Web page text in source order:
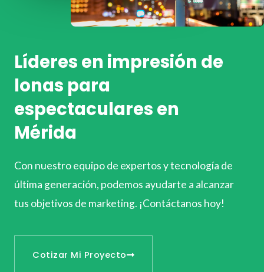
Líderes en impresión de
lonas para
espectaculares en
Mérida
Con nuestro equipo de expertos y tecnología de
última generación, podemos ayudarte a alcanzar
tus objetivos de marketing. ¡Contáctanos hoy!
Cotizar Mi Proyecto